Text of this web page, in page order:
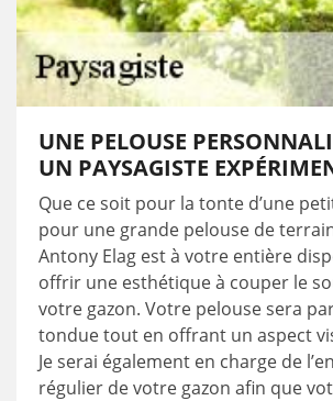
UNE PELOUSE
UN PAYSAGISTE
Que ce soit pour la tonte d’une
pour une grande pelouse de
Antony Elag est à votre entière
offrir une esthétique à couper le
votre gazon. Votre pelouse sera
tondue tout en offrant un aspect
Je serai également en charge de
régulier de votre gazon afin que